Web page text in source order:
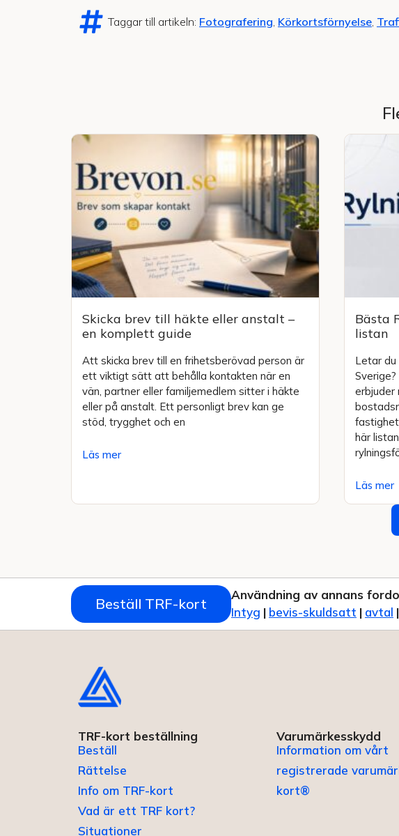
Taggar till artikeln: Fotografering Körkortsförnyelse
Skicka brev till häkte eller anstalt –
en komplett guide
Att skicka brev till en frihetsberövad person är
ett viktigt sätt att behålla kontakten när en
vän, partner eller familjemedlem sitter i häkte
eller på anstalt. Ett personligt brev kan ge
stöd, trygghet och en
Läs mer
Bästa
listan
Letar
erbjuder
här
Läs mer
Beställ TRF-kort
Användning av annans
Intyg | bevis-skuldsatt | avtal |
TRF-kort beställning
Beställ
Rättelse
Info om TRF-kort
Vad är ett TRF kort?
Situationer
Varumärkesskydd
Information om vårt
registrerade
kort®